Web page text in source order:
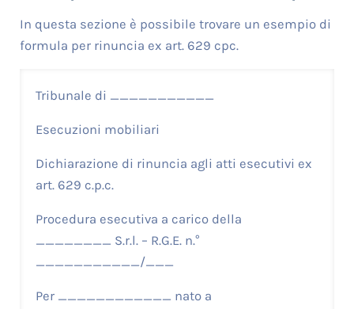
In questa sezione è possibile trovare un esempio di
formula per rinuncia ex art. 629 cpc.
Tribunale di ___________
Esecuzioni mobiliari
Dichiarazione di rinuncia agli atti esecutivi ex
art. 629 c.p.c.
Procedura esecutiva a carico della
________ S.r.l. – R.G.E. n.°
___________/___
Per ____________ nato a